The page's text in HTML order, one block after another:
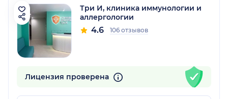
Три И, клиника иммунологии и
аллергологии
4.6 106 отзывов
Лицензия проверена